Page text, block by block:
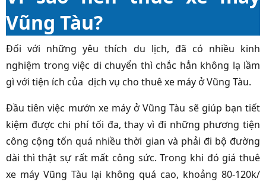
Vũng Tàu?
Đối với những yêu thích du lịch, đã có nhiều kinh
nghiệm trong việc di chuyển thì chắc hẳn không lạ lầm
gì với tiện ích của dịch vụ cho thuê xe máy ở Vũng Tàu.
Đầu tiên việc mướn xe máy ở Vũng Tàu sẽ giúp bạn tiết
kiệm được chi phí tối đa, thay vì đi những phương tiện
công cộng tốn quá nhiều thời gian và phải đi bộ đường
dài thì thật sự rất mất công sức. Trong khi đó giá thuê
xe máy Vũng Tàu lại không quá cao, khoảng 80-120k/